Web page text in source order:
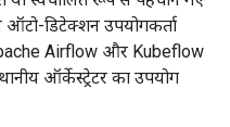
डिटेक्शन उपयोगकर्ता
Airflow और Kubeflow
ऑर्केस्ट्रेटर का उपयोग